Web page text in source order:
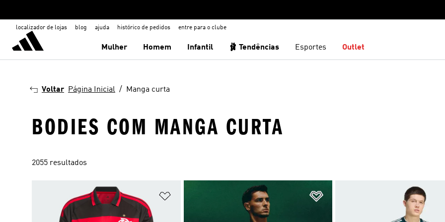
localizador de lojas blog ajuda histórico de pedidos entre para o clube
Mulher Homem Infantil 🩰 Tendências Esportes Outlet
Voltar Página Inicial Manga curta
BODIES COM MANGA CURTA
2055 resultados
Adicionar à Lista de Desejos Adicionar à Lista de Desejos